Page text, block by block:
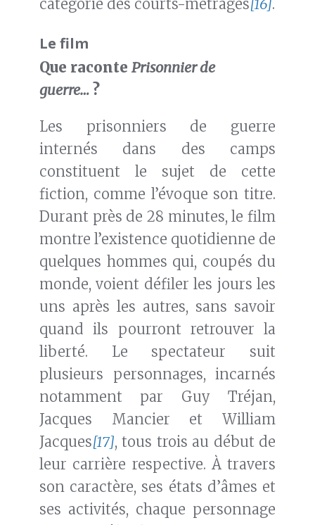
catégorie des courts-métrages[16].
Le film
Que raconte Prisonnier de
guerre… ?
Les prisonniers de guerre
internés dans des camps
constituent le sujet de cette
fiction, comme l’évoque son titre.
Durant près de 28 minutes, le film
montre l’existence quotidienne de
quelques hommes qui, coupés du
monde, voient défiler les jours les
uns après les autres, sans savoir
quand ils pourront retrouver la
liberté. Le spectateur suit
plusieurs personnages, incarnés
notamment par Guy Tréjan,
Jacques Mancier et William
Jacques[17], tous trois au début de
leur carrière respective. À travers
son caractère, ses états d’âmes et
ses activités, chaque personnage